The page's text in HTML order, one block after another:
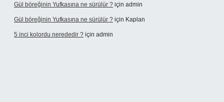
Gül böreğinin Yufkasına ne sürülür ? için admin
Gül böreğinin Yufkasına ne sürülür ? için Kaplan
5 inci kolordu nerededir ? için admin